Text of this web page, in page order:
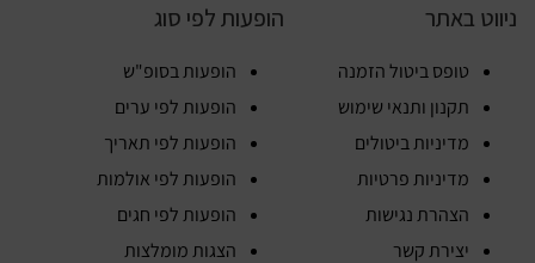
ניווט באתר
טופס ביטול הזמנה
תקנון ותנאי שימוש
מדיניות ביטולים
מדיניות פרטיות
הצהרת נגישות
יצירת קשר
הופעות לפי סוג
הופעות בסופ"ש
הופעות לפי ערים
הופעות לפי תאריך
הופעות לפי אולמות
הופעות לפי חגים
הצגות מומלצות